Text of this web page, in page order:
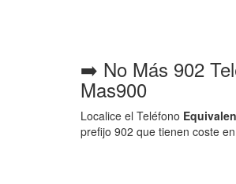
➡️ No Más 902
Mas900
Localice el Teléfono
prefijo 902 que tienen coste